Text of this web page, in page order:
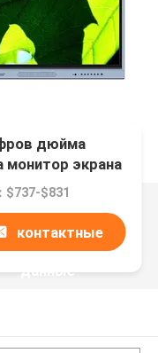
дюйма
экрана
$737-$831
контактные
данные